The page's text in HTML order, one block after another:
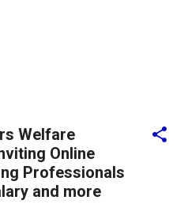
Welfare
Online
Professionals
and more